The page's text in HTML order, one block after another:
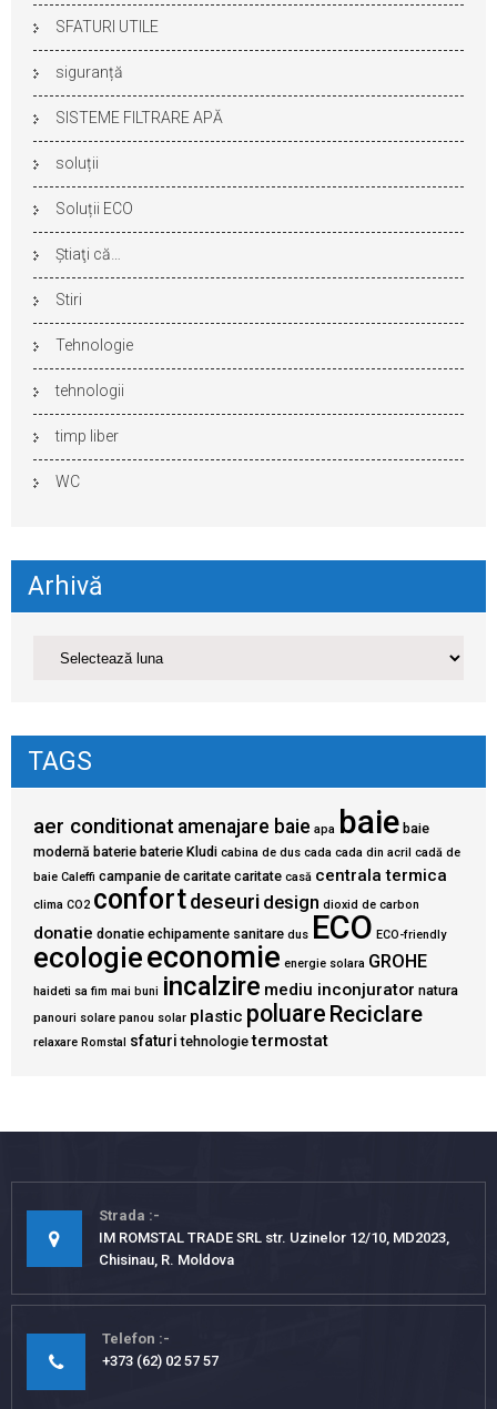
SFATURI UTILE
siguranță
SISTEME FILTRARE APĂ
soluții
Soluții ECO
Ştiaţi că…
Stiri
Tehnologie
tehnologii
timp liber
WC
Arhivă
TAGS
aer conditionat amenajare baie apa baie baie
modernă baterie baterie Kludi cabina de dus cada cada din acril cadă de
baie Caleffi campanie de caritate caritate casă centrala termica
clima CO2 confortdeseuri design dioxid de carbon
donatie donatie echipamente sanitare dus ECO ECO-friendly
ecologieeconomie energie solara GROHE
haideti sa fim mai buni incalzire mediu inconjurator natura
panouri solare panou solar plastic poluare Reciclare
relaxare Romstal sfaturi tehnologie termostat
Strada
IM ROMSTAL TRADE SRL str. Uzinelor 12/10, MD2023,
Chisinau, R. Moldova
Telefon
+373 (62) 02 57 57